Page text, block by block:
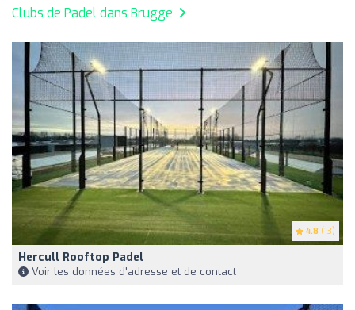
Clubs de Padel dans Brugge
4.8 (13)
Hercull Rooftop Padel
Voir les données d'adresse et de contact